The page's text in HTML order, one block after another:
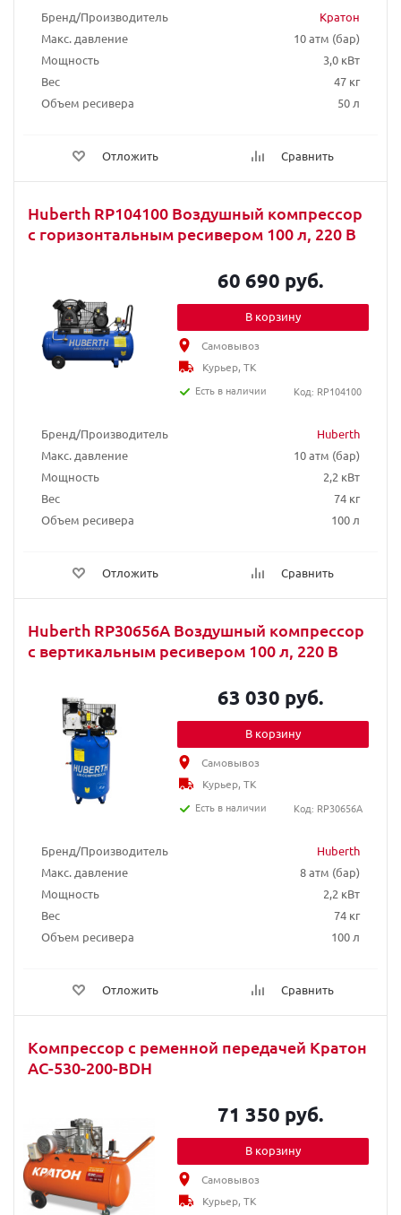
Бренд/Производитель
Кратон
Макс. давление
10 атм (бар)
Мощность
3,0 кВт
Вес
47 кг
Объем ресивера
50 л
Отложить Сравнить
Huberth RP104100 Воздушный компрессор
с горизонтальным ресивером 100 л, 220 В
Бренд/Производитель
Huberth
Макс. давление
10 атм (бар)
Мощность
2,2 кВт
Вес
74 кг
Объем ресивера
100 л
Отложить Сравнить
60 690 руб.
В корзину
Самовывоз
Курьер, ТК
Есть в наличии
Код: RP104100
Huberth RP30656A Воздушный компрессор
с вертикальным ресивером 100 л, 220 В
Бренд/Производитель
Huberth
Макс. давление
8 атм (бар)
Мощность
2,2 кВт
Вес
74 кг
Объем ресивера
100 л
Отложить Сравнить
63 030 руб.
В корзину
Самовывоз
Курьер, ТК
Есть в наличии
Код: RP30656A
Компрессор с ременной передачей Кратон
AC-530-200-BDH
71 350 руб.
В корзину
Самовывоз
Курьер, ТК